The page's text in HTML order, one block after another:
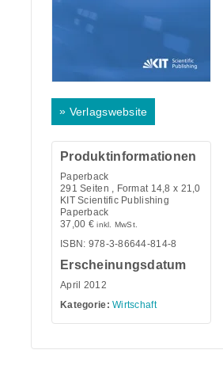
» Verlagswebsite
Produktinformationen
Paperback
291 Seiten , Format 14,8 x 21,0
KIT Scientific Publishing
Paperback
37,00 € inkl. MwSt.
ISBN: 978-3-86644-814-8
Erscheinungsdatum
April 2012
Kategorie: Wirtschaft